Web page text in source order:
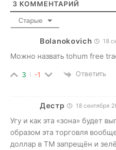
3 КОММЕНТАРИЙ
Старые
Bolanokovich 18
Можно назвать tohum free
3 -1 Ответить
Дестр 18 сентября
Угу и как эта «зона» будет
образом эта торговля
доллар в ТМ запрещён и